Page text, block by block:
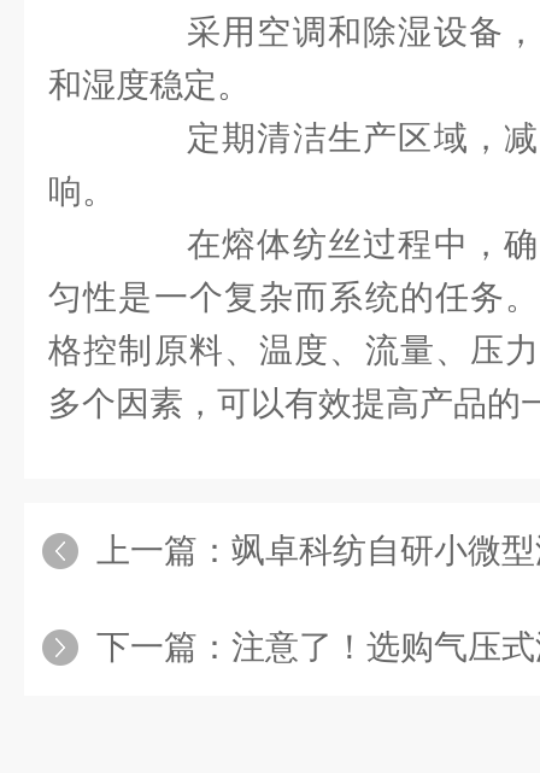
采用空调和除湿设备，
和湿度稳定。
定期清洁生产区域，减
响。
在熔体纺丝过程中，确
匀性是一个复杂而系统的任务
格控制原料、温度、流量、压
多个因素，可以有效提高产品的
上一篇： 飒卓科纺自研小微型湿法纺丝设备在
下一篇： 注意了！选购气压式湿法纺